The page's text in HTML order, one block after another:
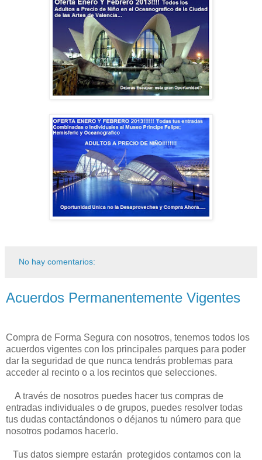
No hay comentarios:
Acuerdos Permanentemente Vigentes
Compra de Forma Segura con nosotros, tenemos todos los
acuerdos vigentes con los principales parques para poder
dar la seguridad de que nunca tendrás problemas para
acceder al recinto o a los recintos que selecciones.
A través de nosotros puedes hacer tus compras de
entradas individuales o de grupos, puedes resolver todas
tus dudas contactándonos o déjanos tu número para que
nosotros podamos hacerlo.
Tus datos siempre estarán protegidos contamos con la